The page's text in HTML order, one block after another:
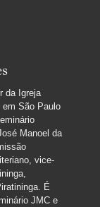
da Igreja
em São Paulo
Manoel da
vice-
É
JMC e